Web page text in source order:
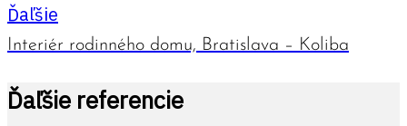
Ďaľšie
Interiér rodinného domu, Bratislava – Koliba
Ďaľšie referencie